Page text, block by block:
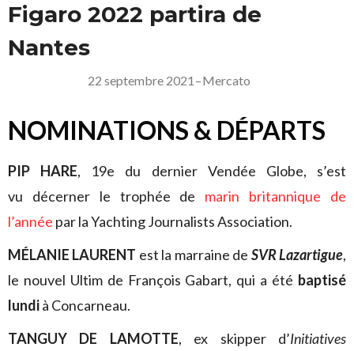
Figaro 2022 partira de
Nantes
22 septembre 2021 –Mercato
NOMINATIONS & DÉPARTS
PIP HARE, 19e du dernier Vendée Globe, s’est
vu décerner le trophée de
marin britannique de
l’année par la Yachting Journalists Association.
MÉLANIE LAURENT est la marraine de SVR Lazartigue,
le nouvel Ultim de François Gabart, qui a été baptisé
lundià Concarneau.
TANGUY DE LAMOTTE, ex skipper d’Initiatives